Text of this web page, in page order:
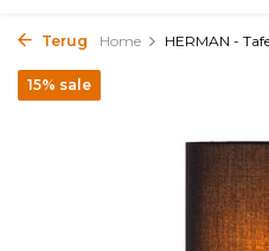
Terug Home HERMAN -
15% sale